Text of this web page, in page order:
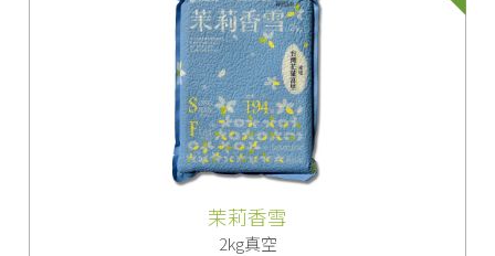
茉莉香雪
2kg真空